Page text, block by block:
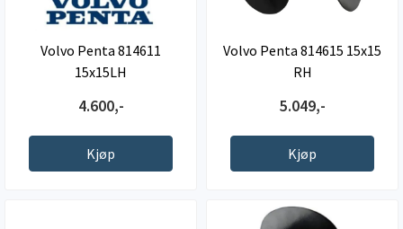
Volvo Penta 814611
15x15LH
4.600,-
Kjøp
Volvo Penta 814615 15x15
RH
5.049,-
Kjøp